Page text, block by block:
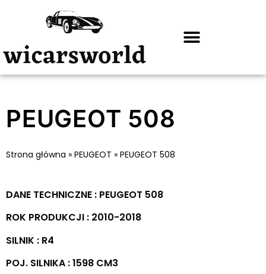
PEUGEOT 508
Strona główna » PEUGEOT » PEUGEOT 508
DANE TECHNICZNE : PEUGEOT 508
ROK PRODUKCJI : 2010-2018
SILNIK : R4
POJ. SILNIKA : 1598 CM3